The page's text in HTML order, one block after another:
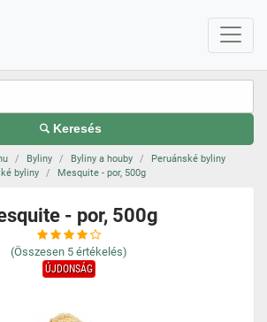
Keresés
Byliny Byliny a houby
Peruánské byliny
byliny
Mesquite - por, 500g
- por, 500g
(Összesen 5 értékelés)
ÚJDONSÁG